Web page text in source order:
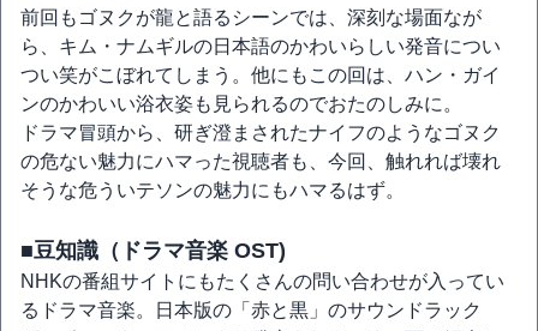
前回もゴヌクが龍と語るシーンでは、深刻な場面なが
ら、キム・ナムギルの日本語のかわいらしい発音につい
つい笑がこぼれてしまう。他にもこの回は、ハン・ガイ
ンのかわいい浴衣姿も見られるのでおたのしみに。
ドラマ冒頭から、研ぎ澄まされたナイフのようなゴヌク
の危ない魅力にハマった視聴者も、今回、触れれば壊れ
そうな危ういテソンの魅力にもハマるはず。
■豆知識（ドラマ音楽 OST)
NHKの番組サイトにもたくさんの問い合わせが入ってい
るドラマ音楽。日本版の「赤と黒」のサウンドラック